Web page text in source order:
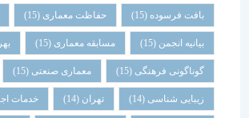
بافت فرسوده (15) حفاظت معماری (15) زلزله
بیانیه انجمن(15) مسابقه معماری (15) بهره وری(15)
گوناگونی فرهنگی (15) معماری صنعتی(15)
زیبایی شناسی (14) تهران خدمات اجتماعی (13)